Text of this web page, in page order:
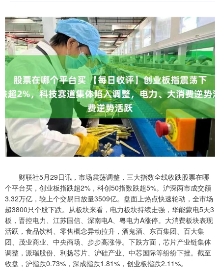
财联社5月29日讯，市场震荡调整，三大指数全线收跌股票在哪
个平台买，创业板指跌超2%，科创50指数跌超5%。沪深两市成交额
3.32万亿，较上个交易日放量3509亿。盘面上热点快速轮动，全市场
超3800只个股下跌。从板块来看，电力板块持续走强，华能蒙电5天3
板，晋控电力、江苏国信、深南电A、粤电力A涨停。大消费板块表现
活跃，食品饮料、零售概念异动拉升，酒鬼酒、东百集团、百大集
团、茂业商业、中央商场、步步高涨停。下跌方面，芯片产业链集体
调整，派瑞股份、利扬芯片、沪硅产业、中芯国际等纷纷下挫。截至
收盘，沪指跌0.73%，深成指跌1.81%，创业板指跌2.11%。